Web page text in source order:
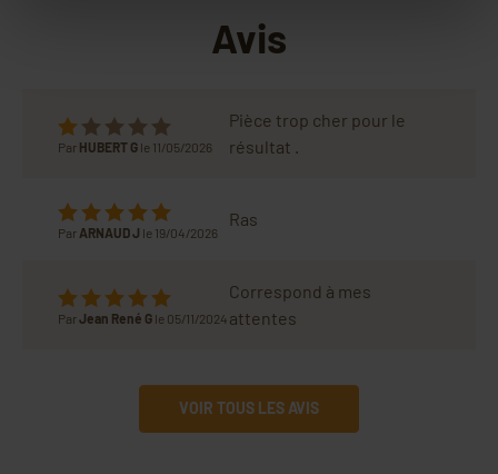
Avis
Par HUBERT G le 11/05/2026
Pièce trop cher pour le
résultat .
Par ARNAUD J le 19/04/2026
Ras
ParJean René G le 05/11/2024
Correspond à mes
attentes
VOIR TOUS LES AVIS